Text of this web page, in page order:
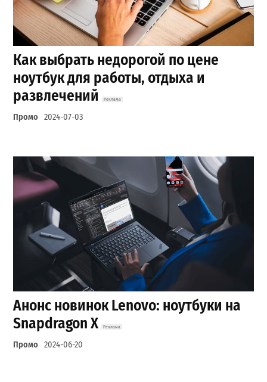
Как выбрать недорогой по цене
ноутбук для работы, отдыха и
развлечений
Промо 2024-07-03
Анонс новинок Lenovo: ноутбуки на
Snapdragon X
Промо 2024-06-20